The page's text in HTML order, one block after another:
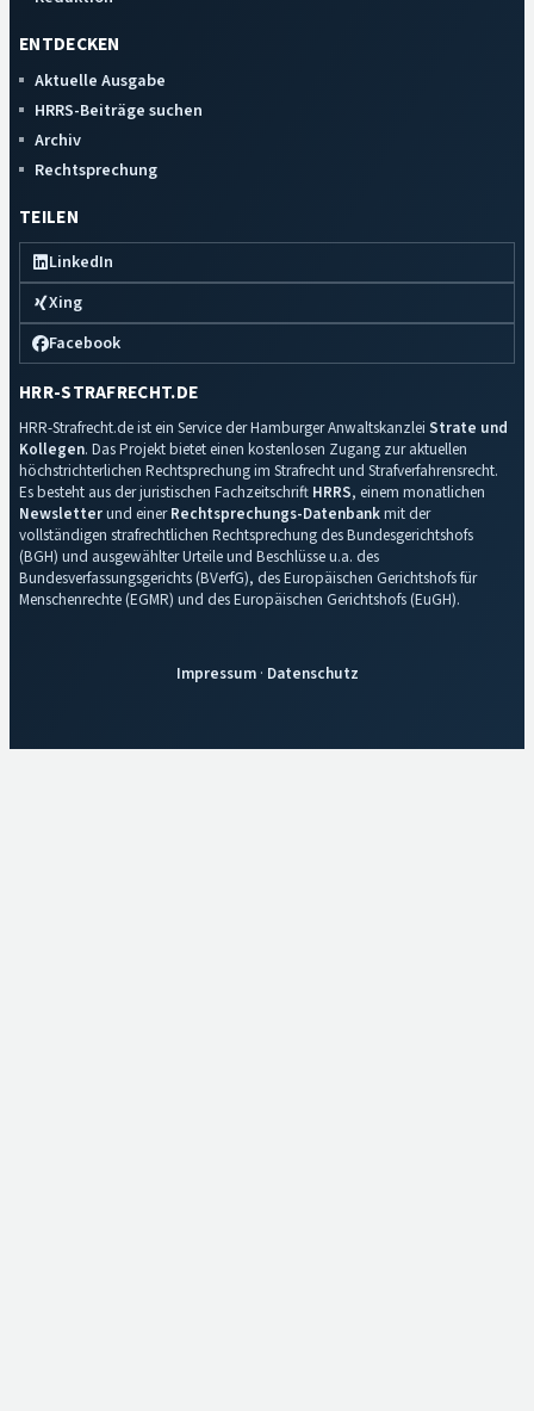
ENTDECKEN
Aktuelle Ausgabe
HRRS-Beiträge suchen
Archiv
Rechtsprechung
TEILEN
LinkedIn
Xing
Facebook
HRR-STRAFRECHT.DE
HRR-Strafrecht.de ist ein Service der Hamburger Anwaltskanzlei Strate und
Kollegen. Das Projekt bietet einen kostenlosen Zugang zur aktuellen
höchstrichterlichen Rechtsprechung im Strafrecht und Strafverfahrensrecht.
Es besteht aus der juristischen Fachzeitschrift HRRS, einem monatlichen
Newsletterund einerRechtsprechungs-Datenbankmit der
vollständigen strafrechtlichen Rechtsprechung des Bundesgerichtshofs
(BGH) und ausgewählter Urteile und Beschlüsse u.a. des
Bundesverfassungsgerichts (BVerfG), des Europäischen Gerichtshofs für
Menschenrechte (EGMR) und des Europäischen Gerichtshofs (EuGH).
Impressum· Datenschutz